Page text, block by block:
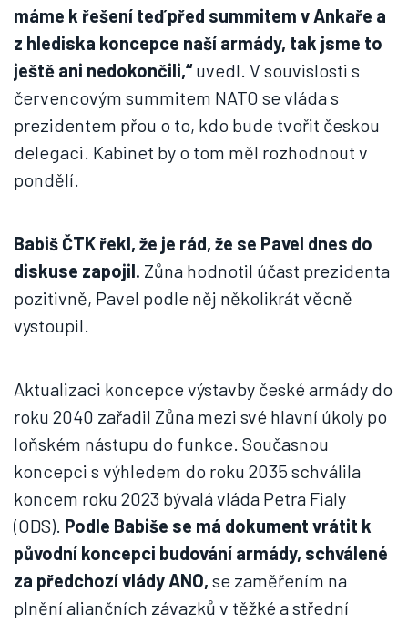
máme k řešení teď před summitem v Ankaře a
z hlediska koncepce naší armády, tak jsme to
ještě ani nedokončili,“uvedl. V souvislosti s
červencovým summitem NATO se vláda s
prezidentem přou o to, kdo bude tvořit českou
delegaci. Kabinet by o tom měl rozhodnout v
pondělí.
Babiš ČTK řekl, že je rád, že se Pavel dnes do
diskuse zapojil. Zůna hodnotil účast prezidenta
pozitivně, Pavel podle něj několikrát věcně
vystoupil.
Aktualizaci koncepce výstavby české armády do
roku 2040 zařadil Zůna mezi své hlavní úkoly po
loňském nástupu do funkce. Současnou
koncepci s výhledem do roku 2035 schválila
koncem roku 2023 bývalá vláda Petra Fialy
(ODS). Podle Babiše se má dokument vrátit k
původní koncepci budování armády, schválené
za předchozí vlády ANO, se zaměřením na
plnění aliančních závazků v těžké a střední